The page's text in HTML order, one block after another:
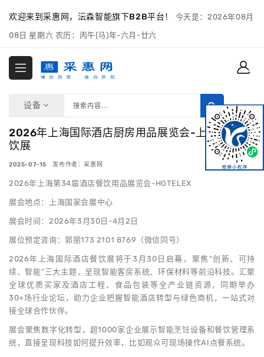
欢迎来到采惠网，沄森智能旗下B2B平台！ 今天是：2026年08月
08日 星期六 农历：丙午(马)年-六月-廿六
设备
2026年上海国际酒店厨房用品展览会-上海酒店餐
饮展
2025-07-15 发布作者：采惠网
2026年上海第34届酒店餐饮用品展览会-HOTELEX
展会地点：上海国家会展中心
展会时间：2026年3月30日-4月2日
展位预定咨询：郭丽173 2101 8769（微信同号）
2026年上海国际酒店餐饮展将于3月30日启幕，聚焦“创新、可持
续、智能”三大主题，呈现智能客房系统、环保材料等前沿科技。汇聚
全球优质买家及酒店工程、食品包装等全产业链资源，同期举办
30+场行业论坛，助力企业把握智能酒店转型与绿色商机，一站式对
接全球合作伙伴。
展会聚焦数字化转型，超1000家企业展示智能烹饪设备和餐饮管理系
统，直接呈现科技如何提升效率，比如观众可现场操作AI点餐系统。